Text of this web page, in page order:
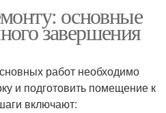
основные
завершения
работ необходимо
и подготовить помещение к
включают: